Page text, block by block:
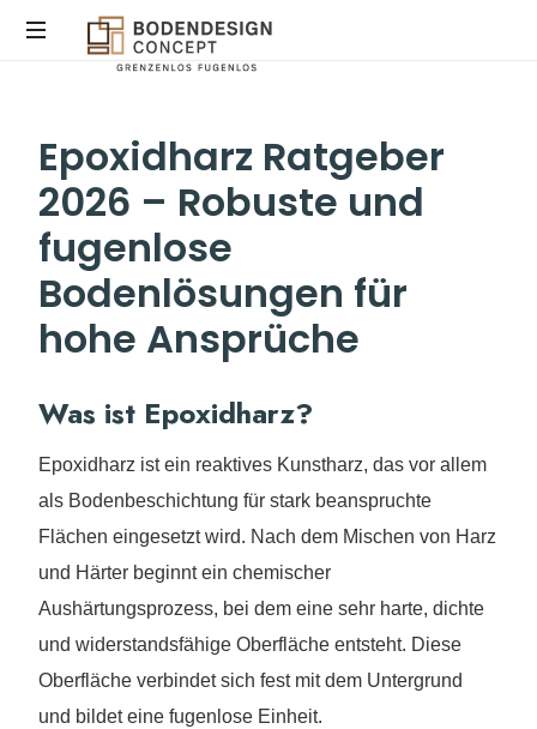
MIKROZEMENT
&
EPOXIDHARZ
IN
KÖLN
Epoxidharz Ratgeber
2026 – Robuste und
fugenlose
Bodenlösungen für
hohe Ansprüche
Was ist Epoxidharz?
Epoxidharz ist ein reaktives Kunstharz, das vor allem
als Bodenbeschichtung für stark beanspruchte
Flächen eingesetzt wird. Nach dem Mischen von Harz
und Härter beginnt ein chemischer
Aushärtungsprozess, bei dem eine sehr harte, dichte
und widerstandsfähige Oberfläche entsteht. Diese
Oberfläche verbindet sich fest mit dem Untergrund
und bildet eine fugenlose Einheit.